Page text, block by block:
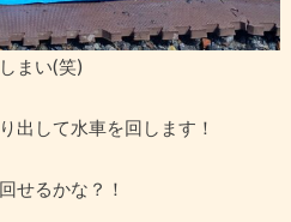
まい(笑)
出して水車を回します！
せるかな？！